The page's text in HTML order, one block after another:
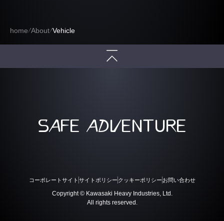
home About Vehicle
SAFE ADVENTURE
コーポレートサイト サイトポリシー クッキーポリシー お問い合わせ
Copyright © Kawasaki Heavy Industries, Ltd.
All rights reserved.